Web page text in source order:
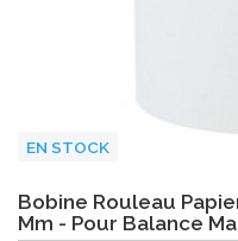
EN STOCK
Bobine Rouleau
Mm - Pour Balance